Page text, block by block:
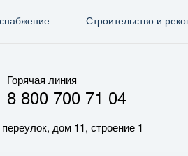
Строительство и
Горячая линия
8 800 700 71 04
дом 11, строение 1